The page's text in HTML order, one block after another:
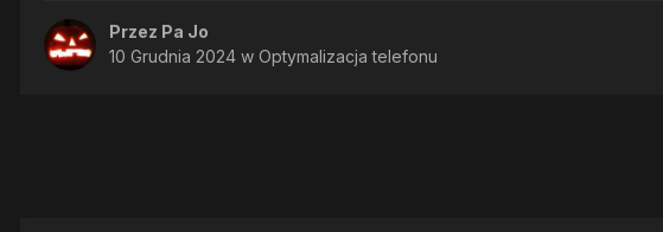
Przez Pa Jo
10 Grudnia 2024 w Optymalizacja telefonu